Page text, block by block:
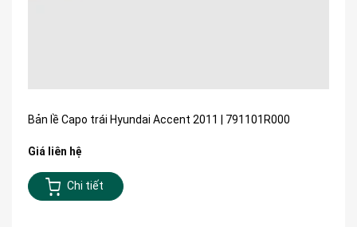
Bản lề Capo trái Hyundai Accent 2011 | 791101R000
Giá liên hệ
Chi tiết